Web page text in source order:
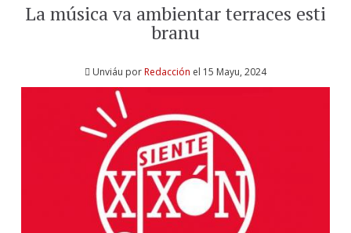
La música va ambientar terraces esti
branu
Unviáu porRedacción el 15 Mayu, 2024